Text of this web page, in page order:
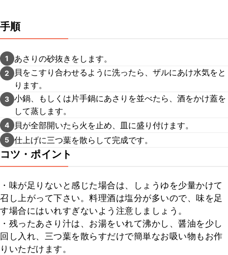
手順
1 あさりの砂抜きをします。
2
貝をこすり合わせるように洗ったら、ザルにあけ水気をと
ります。
3 小鍋、もしくは片手鍋にあさりを並べたら、酒をかけ蓋を
して蒸します。
4 貝が全部開いたら火を止め、皿に盛り付けます。
5 仕上げに三つ葉を散らして完成です。
コツ・ポイント
・味が足りないと感じた場合は、しょうゆを少量かけて
召し上がって下さい。料理酒は塩分が多いので、味を足
す場合にはいれすぎないよう注意しましょう。
・残ったあさり汁は、お湯をいれて沸かし、醤油を少し
回し入れ、三つ葉を散らすだけで簡単なお吸い物もお作
りいただけます。